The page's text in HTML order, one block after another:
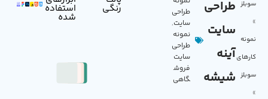
سوبلز
»
نمونه
کارهای
سوبلز
»
طراحی
سایت
آینه
شیشه
طراحی
سایت,
نمونه
طراحی
سایت
فروش
گاهی
رنگی استفاده
شده